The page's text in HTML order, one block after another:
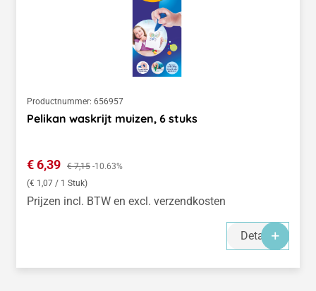
Productnummer: 656957
Pelikan waskrijt muizen, 6 stuks
Verkoopprijs:
€ 6,39 Normale prijs:
€ 7,15 -10.63%
(€ 1,07 / 1 Stuk)
Prijzen incl. BTW en excl. verzendkosten
Details